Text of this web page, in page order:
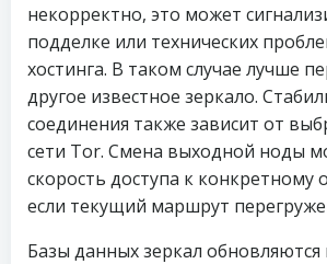
некорректно, это может
подделке или технических
хостинга. В таком случае лучше
другое известное зеркало.
соединения также зависит от
сети Tor. Смена выходной ноды
скорость доступа к конкретному
если текущий маршрут
Базы данных зеркал